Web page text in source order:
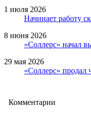
1 июля 2026
Начинает работу
8 июня 2026
«Соллерс» начал
29 мая 2026
«Соллерс» продал
Комментарии